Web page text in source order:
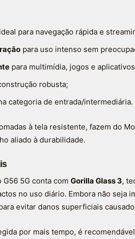
para navegação rápida e
para uso intenso sem
para multimídia, jogos e
robusta;
categoria de entrada/intermediária.
à tela resistente, fazem do
aliado à durabilidade.
5G conta com Gorilla Glass 3,
no uso diário. Embora não seja
evitar danos superficiais
por mais tempo, é